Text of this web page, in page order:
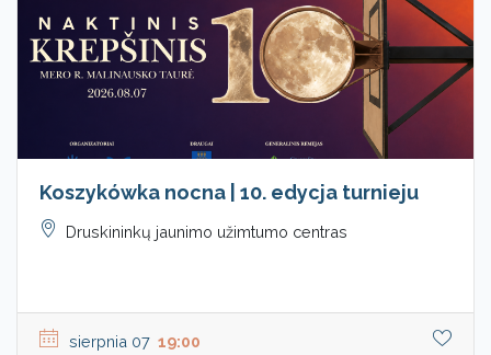
Koszykówka nocna | 10. edycja turnieju
Druskininkų jaunimo užimtumo centras
sierpnia 07 19:00